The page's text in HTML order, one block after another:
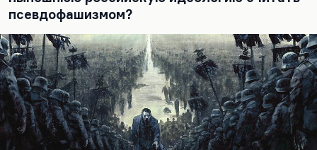
работа, роман в повестях и рассказах «Рождение
мыши», был опубликован только в 2010 году.
Мне самому пришлось вместе с редактором
издательства «ПРОЗАиК» из черновиков
собирать удивительно сложно построенную,
буквально…
псевдофашизмом?